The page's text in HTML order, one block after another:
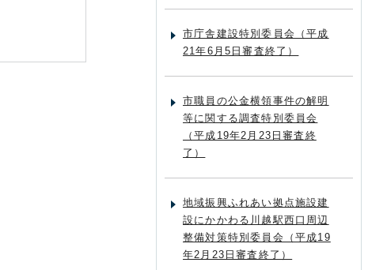
市庁舎建設特別委員会（平成
21年6月5日審査終了）
市職員の公金横領事件の解明
等に関する調査特別委員会
（平成19年2月23日審査終
了）
地域振興ふれあい拠点施設建
設にかかわる川越駅西口周辺
整備対策特別委員会（平成19
年2月23日審査終了）